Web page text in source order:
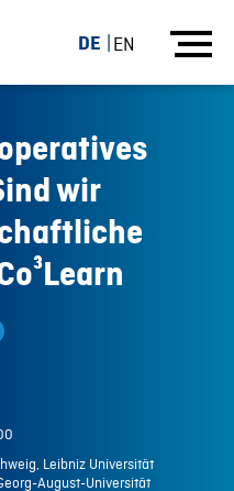
DE EN
wir
Leibniz Universität
August-Universität